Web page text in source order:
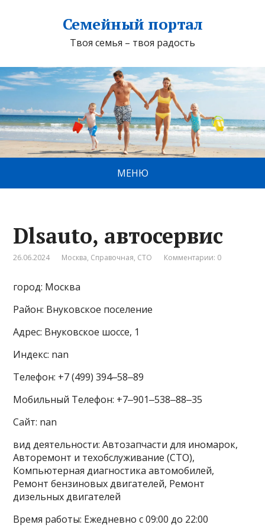
Семейный портал
Твоя семья – твоя радость
МЕНЮ
Dlsauto, автосервис
26.06.2024 Москва, Справочная, СТО Комментарии: 0
город: Москва
Район: Внуковское поселение
Адрес: Внуковское шоссе, 1
Индекс: nan
Телефон: +7 (499) 394‒58‒89
Мобильный Телефон: +7‒901‒538‒88‒35
Сайт: nan
вид деятельности: Автозапчасти для иномарок,
Авторемонт и техобслуживание (СТО),
Компьютерная диагностика автомобилей,
Ремонт бензиновых двигателей, Ремонт
дизельных двигателей
Время работы: Ежедневно с 09:00 до 22:00